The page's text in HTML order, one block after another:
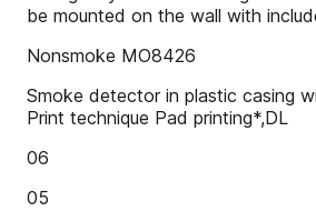
Pinterest
Beskrivelse
Produktoplysninger
Reviews
Ovennævnte katalog omhandler en del af
sortiment.